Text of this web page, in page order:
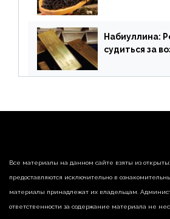
Набиуллина:
судиться за
страны
Все материалы на данном сайте взяты из
предоставляются исключительно в
материалы принадлежат их владельцам.
ответственности за содержание материала не